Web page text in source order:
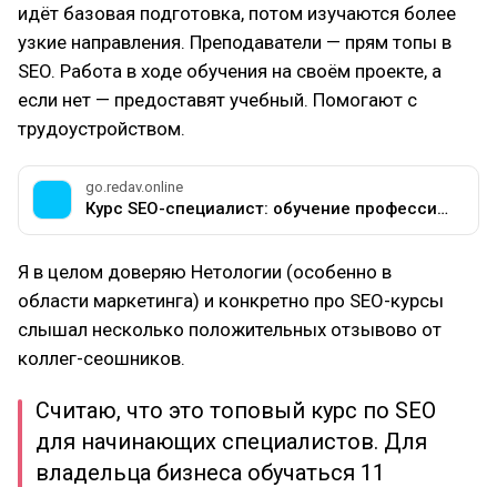
идёт базовая подготовка, потом изучаются более
узкие направления. Преподаватели — прям топы в
SEO. Работа в ходе обучения на своём проекте, а
если нет — предоставят учебный. Помогают с
трудоустройством.
go.redav.online
Курс SEO-специалист: обучение профессии с нуля онлайн
Я в целом доверяю Нетологии (особенно в
области маркетинга) и конкретно про SEO-курсы
слышал несколько положительных отзывово от
коллег-сеошников.
Считаю, что это топовый курс по SEO
для начинающих специалистов. Для
владельца бизнеса обучаться 11